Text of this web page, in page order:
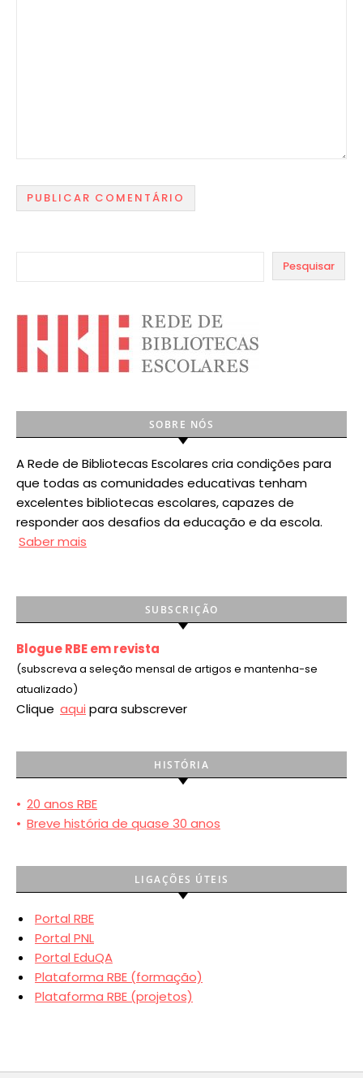
Pesquisar
SOBRE NÓS
A Rede de Bibliotecas Escolares cria condições para
que todas as comunidades educativas tenham
excelentes bibliotecas escolares, capazes de
responder aos desafios da educação e da escola.
Saber mais
SUBSCRIÇÃO
Blogue RBE em revista
(subscreva a seleção mensal de artigos e mantenha-se
atualizado)
Clique aqui para subscrever
HISTÓRIA
• 20 anos RBE
• Breve história de quase 30 anos
LIGAÇÕES ÚTEIS
Portal RBE
Portal PNL
Portal EduQA
Plataforma RBE (formação)
Plataforma RBE (projetos)